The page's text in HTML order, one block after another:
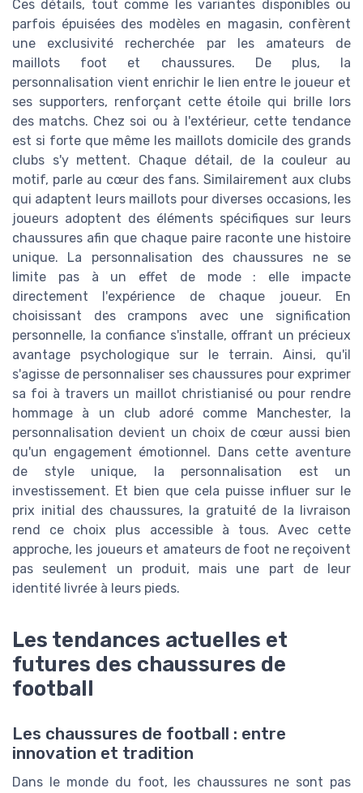
Ces détails, tout comme les variantes disponibles ou
parfois épuisées des modèles en magasin, confèrent
une exclusivité recherchée par les amateurs de
maillots foot et chaussures. De plus, la
personnalisation vient enrichir le lien entre le joueur et
ses supporters, renforçant cette étoile qui brille lors
des matchs. Chez soi ou à l'extérieur, cette tendance
est si forte que même les maillots domicile des grands
clubs s'y mettent. Chaque détail, de la couleur au
motif, parle au cœur des fans. Similairement aux clubs
qui adaptent leurs maillots pour diverses occasions, les
joueurs adoptent des éléments spécifiques sur leurs
chaussures afin que chaque paire raconte une histoire
unique. La personnalisation des chaussures ne se
limite pas à un effet de mode : elle impacte
directement l'expérience de chaque joueur. En
choisissant des crampons avec une signification
personnelle, la confiance s'installe, offrant un précieux
avantage psychologique sur le terrain. Ainsi, qu'il
s'agisse de personnaliser ses chaussures pour exprimer
sa foi à travers un maillot christianisé ou pour rendre
hommage à un club adoré comme Manchester, la
personnalisation devient un choix de cœur aussi bien
qu'un engagement émotionnel. Dans cette aventure
de style unique, la personnalisation est un
investissement. Et bien que cela puisse influer sur le
prix initial des chaussures, la gratuité de la livraison
rend ce choix plus accessible à tous. Avec cette
approche, les joueurs et amateurs de foot ne reçoivent
pas seulement un produit, mais une part de leur
identité livrée à leurs pieds.
Les tendances actuelles et
futures des chaussures de
football
Les chaussures de football : entre
innovation et tradition
Dans le monde du foot, les chaussures ne sont pas